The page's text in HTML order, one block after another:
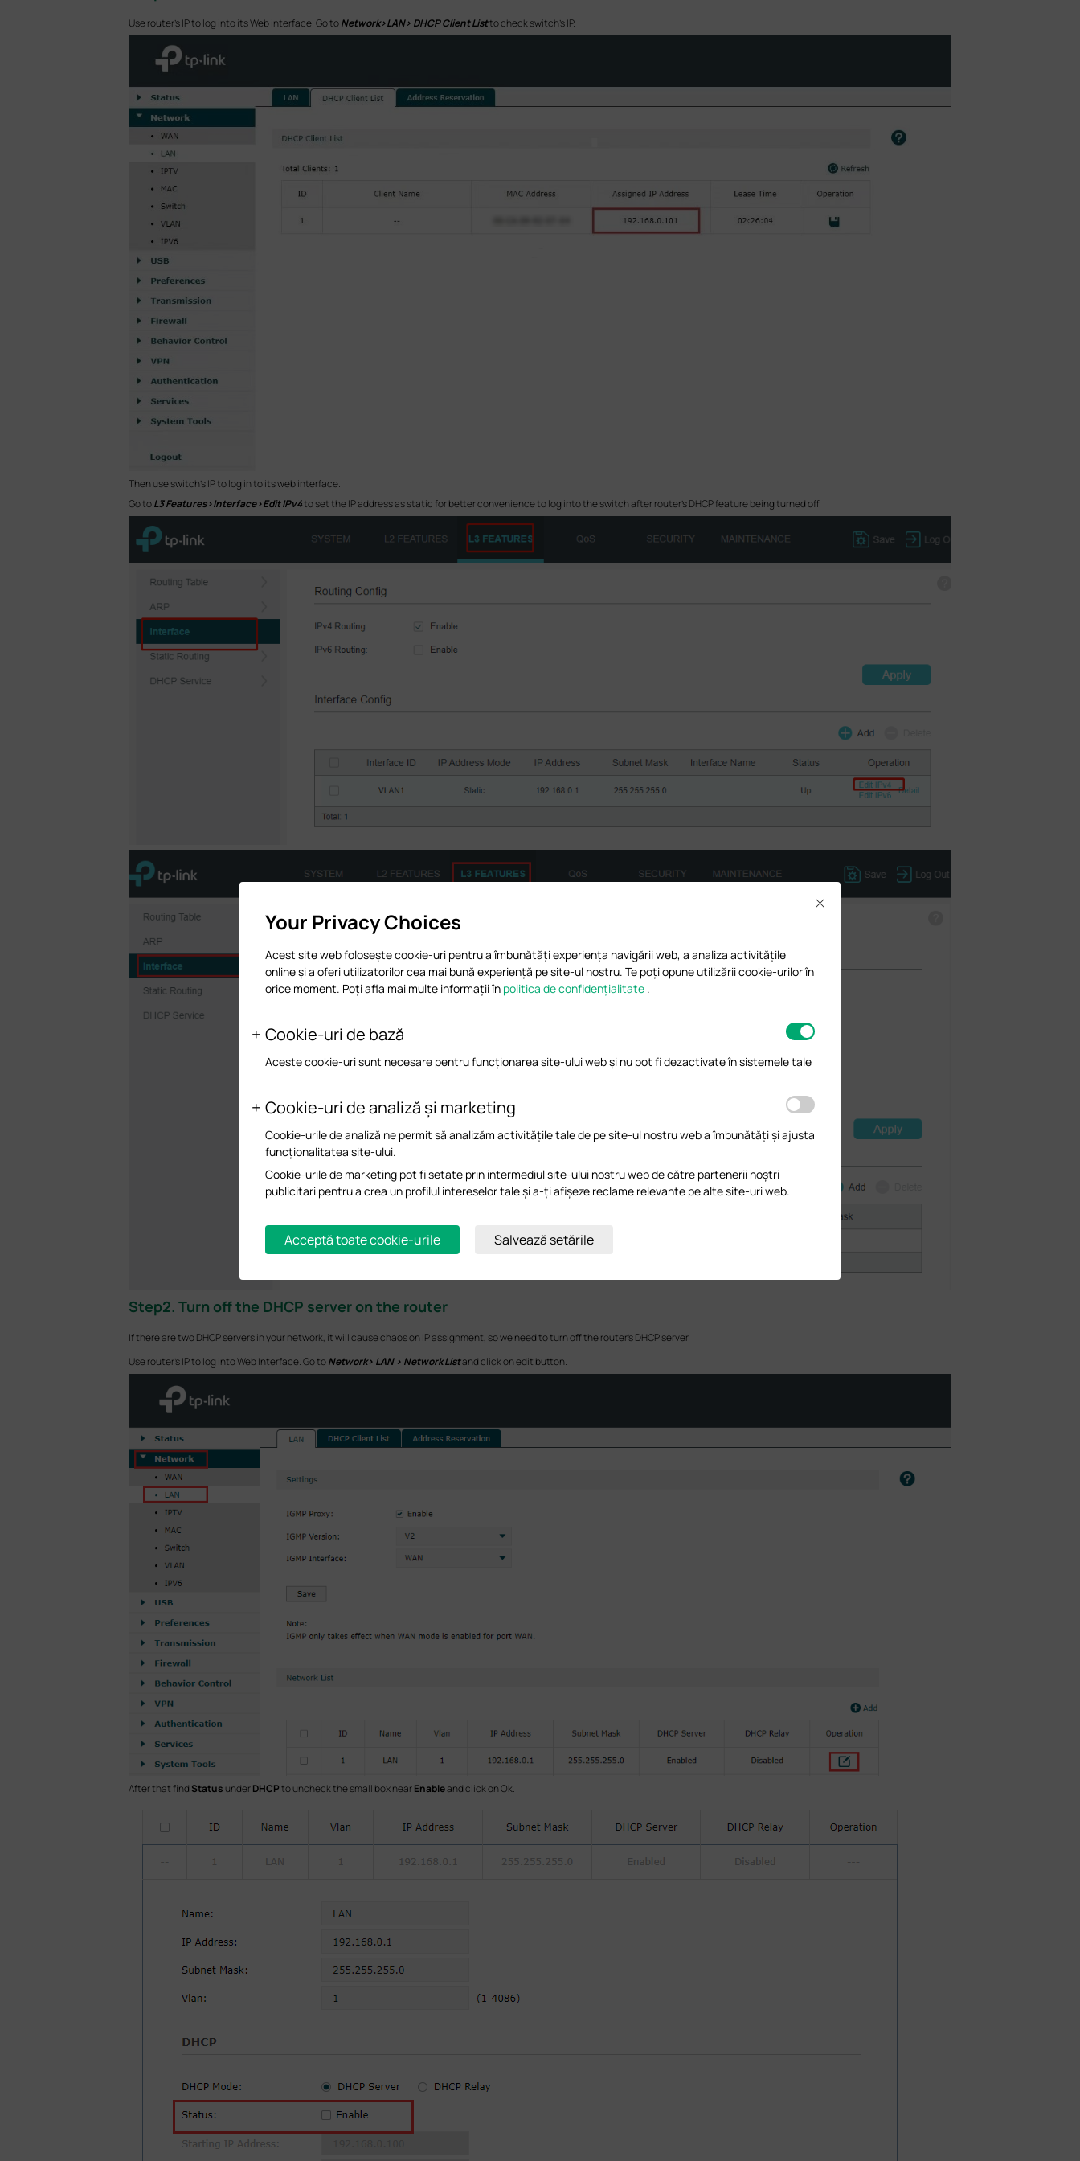
Use router’s IP to log into its Web interface. Go toNetwork>LAN> DHCP Client Listtocheck switch’s IP.
Then use switch’s IP to log in to its web interface.
Go toL3 Features>Interface>Edit IPv4to set the IP address as static for better convenience to log into the switch after router’s DHCP feature being turned off.
Step2. Turn off the DHCP server on the router
If there are two DHCP servers in your network, it will cause chaos on IP assignment, so we need to turn off the router’s DHCP server.
Use router’s IP to log into Web Interface. Go toNetwork> LAN > Network Listand click on edit button.
After that find Status underDHCPto uncheck the small box nearEnableand click on Ok.
Your Privacy Choices
Acest site web folosește cookie-uri pentru a îmbunătăți experiența navigării web, a analiza activitățile
online și a oferi utilizatorilor cea mai bună experiență pe site-ul nostru. Te poți opune utilizării cookie-urilor în
orice moment. Poți afla mai multe informații în politica de confidențialitate .
Cookie-uri de bază
Aceste cookie-uri sunt necesare pentru funcționarea site-ului web și nu pot fi dezactivate în sistemele tale
Cookie-uri de analiză și marketing
Cookie-urile de analiză ne permit să analizăm activitățile tale de pe site-ul nostru web a îmbunătăți și ajusta
funcționalitatea site-ului.
Cookie-urile de marketing pot fi setate prin intermediul site-ului nostru web de către partenerii noștri
publicitari pentru a crea un profilul intereselor tale și a-ți afișeze reclame relevante pe alte site-uri web.
Acceptă toate cookie-urile Salvează setările
Close